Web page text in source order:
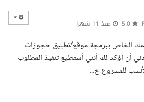
منذ 11 شهرا
الخاص ببرمجة موقع/تطبيق حجوزات
أن أؤكد لك أنني أستطيع تنفيذ المطلوب
للمشروع خ...